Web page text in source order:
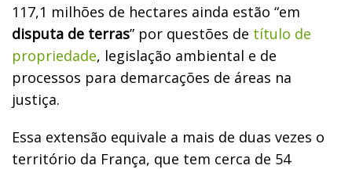
117,1 milhões de hectares ainda estão “em
disputa de terras” por questões de título de
propriedade, legislação ambiental e de
processos para demarcações de áreas na
justiça.
Essa extensão equivale a mais de duas vezes o
território da França, que tem cerca de 54